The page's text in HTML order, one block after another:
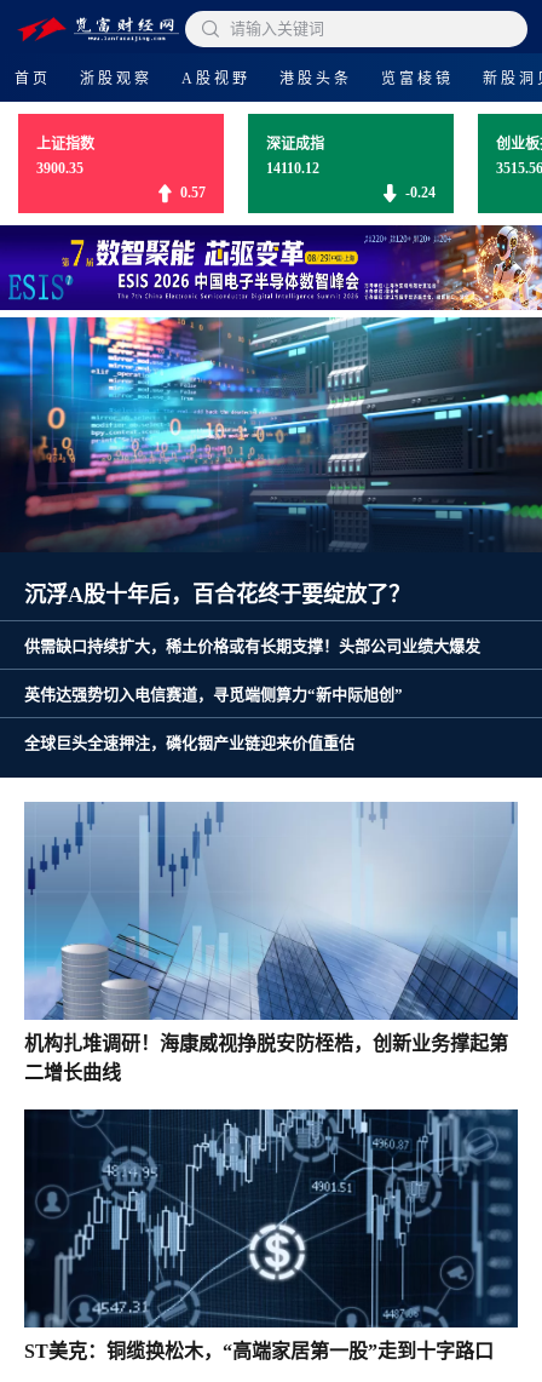
 请输入关键词
首页 浙股观察 A股视野 港股头条 览富棱镜 新股洞
上证指数
3900.35
0.57
深证成指
14110.12
-0.24
创业
3515.56
沉浮A股十年后，百合花终于要绽放了？
供需缺口持续扩大，稀土价格或有长期支撑！头部公司业绩大爆发
英伟达强势切入电信赛道，寻觅端侧算力“新中际旭创”
全球巨头全速押注，磷化铟产业链迎来价值重估
机构扎堆调研！海康威视挣脱安防桎梏，创新业务撑起第
二增长曲线
ST美克：铜缆换松木，“高端家居第一股”走到十字路口